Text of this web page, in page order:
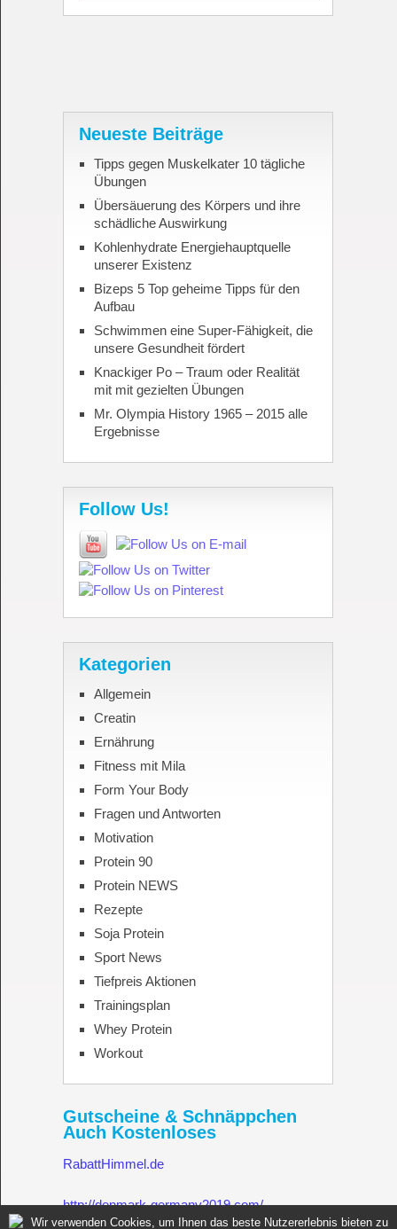
Neueste Beiträge
Tipps gegen Muskelkater 10 tägliche
Übungen
Übersäuerung des Körpers und ihre
schädliche Auswirkung
Kohlenhydrate Energiehauptquelle
unserer Existenz
Bizeps 5 Top geheime Tipps für den
Aufbau
Schwimmen eine Super-Fähigkeit, die
unsere Gesundheit fördert
Knackiger Po – Traum oder Realität
mit mit gezielten Übungen
Mr. Olympia History 1965 – 2015 alle
Ergebnisse
Follow Us!
Kategorien
Allgemein
Creatin
Ernährung
Fitness mit Mila
Form Your Body
Fragen und Antworten
Motivation
Protein 90
Protein NEWS
Rezepte
Soja Protein
Sport News
Tiefpreis Aktionen
Trainingsplan
Whey Protein
Workout
Gutscheine & Schnäppchen
Auch Kostenloses
RabattHimmel.de
http://denmark-germany2019.com/
Wir verwenden Cookies, um Ihnen das beste Nutzererlebnis bieten zu